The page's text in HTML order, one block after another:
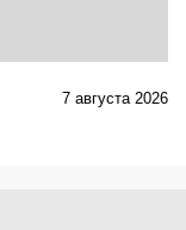
7 августа 2026